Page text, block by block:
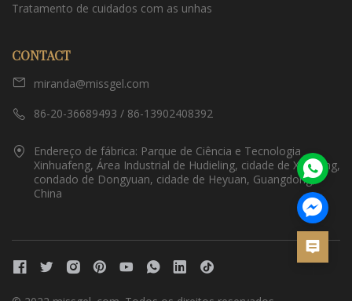
Tratamento de cuidados com as unhas
CONTACT
miranda@missgel.com
86-20-36689493 / 86-13902408392
Endereço de fábrica: Parque de Ciência e Tecnologia
Xinhuafeng, Área Industrial de Hudieling, cidade de Xiantang,
condado de Dongyuan, cidade de Heyuan, Guangdong,
China